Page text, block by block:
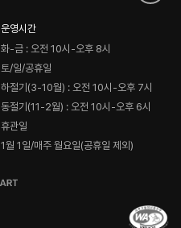
운영시간
화-금 : 오전 10시-오후 8시
토/일/공휴일
하절기(3-10월) : 오전 10시-오후 7시
동절기(11-2월) : 오전 10시-오후 6시
휴관일
1월 1일/매주 월요일(공휴일 제외)